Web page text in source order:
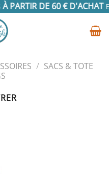
PARTIR DE 60 € D'ACHAT
/ SACS & TOTE